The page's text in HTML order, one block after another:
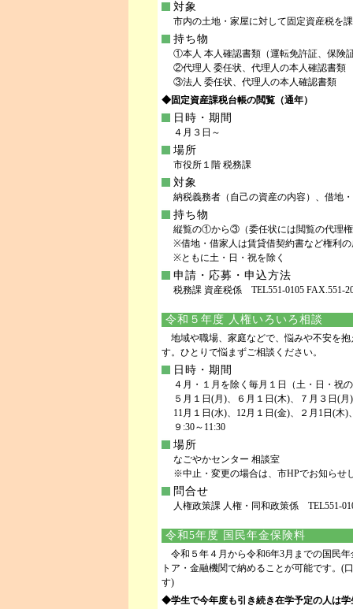
対象
市内の土地・家屋に対して固定資産税を
持ち物
①本人 本人確認書類（運転免許証、保険
②代理人 委任状、代理人の本人確認書類
③法人 委任状、代理人の本人確認書類
◆固定資産課税台帳の閲覧（通年）
日時・期間
４月３日～
場所
市役所１階 税務課
対象
納税義務者（自己の資産の内容）、借地
持ち物
縦覧の①から③（委任状には閲覧の代理
※借地・借家人は賃貸借契約書など権利
※ともに土・日・祝を除く
申請・応募・申込方法
税務課 資産税係 TEL551-0105 FAX.551-
令和５年度 人権いろいろ相談
地域や職場、家庭などで、悩みや不安を
す。ひとりで悩まずご相談ください。
日時・期間
４月・１月を除く毎月１日（土・日・祝
５月１日(月)、６月１日(木)、７月３日(
11月１日(水)、12月１日(金)、２月1日(木)
９:30～11:30
場所
なごやかセンター 相談室
※中止・変更の場合は、市HPでお知らせ
問合せ
人権政策課 人権・同和政策係 TEL551-
令和5年度 国民年金保険料
令和５年４月から令和6年3月までの国民
トア・金融機関で納めることが可能です。(
す)
◆学生で今年度も引き続き在学予定の人は